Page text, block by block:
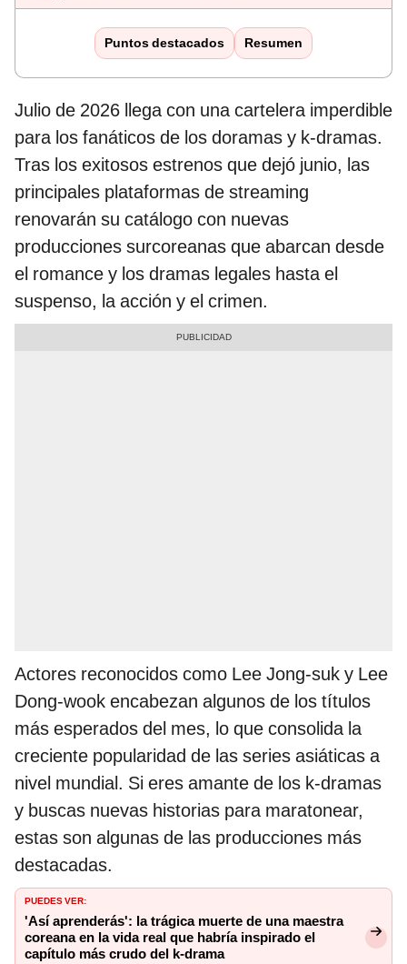
Puntos destacados Resumen
Julio de 2026 llega con una cartelera imperdible
para los fanáticos de los doramas y k-dramas.
Tras los exitosos estrenos que dejó junio, las
principales plataformas de streaming
renovarán su catálogo con nuevas
producciones surcoreanas que abarcan desde
el romance y los dramas legales hasta el
suspenso, la acción y el crimen.
Actores reconocidos como Lee Jong-suk y Lee
Dong-wook encabezan algunos de los títulos
más esperados del mes, lo que consolida la
creciente popularidad de las series asiáticas a
nivel mundial. Si eres amante de los k-dramas
y buscas nuevas historias para maratonear,
estas son algunas de las producciones más
destacadas.
PUEDES VER:
'Así aprenderás': la trágica muerte de una maestra
coreana en la vida real que habría inspirado el
capítulo más crudo del k-drama